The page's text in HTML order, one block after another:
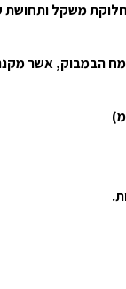
משקל ותחושת
צמח הבמבוק, אשר